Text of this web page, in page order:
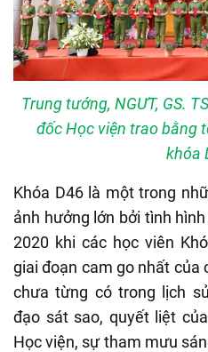
Trung tướng, NGƯT, GS.
đốc Học viện trao bằng
khóa
Khóa D46 là một trong
ảnh hưởng lớn bởi tình
2020 khi các học viên
giai đoạn cam go nhất của
chưa từng có trong lịch
đạo sát sao, quyết liệt
Học viện, sự tham mưu